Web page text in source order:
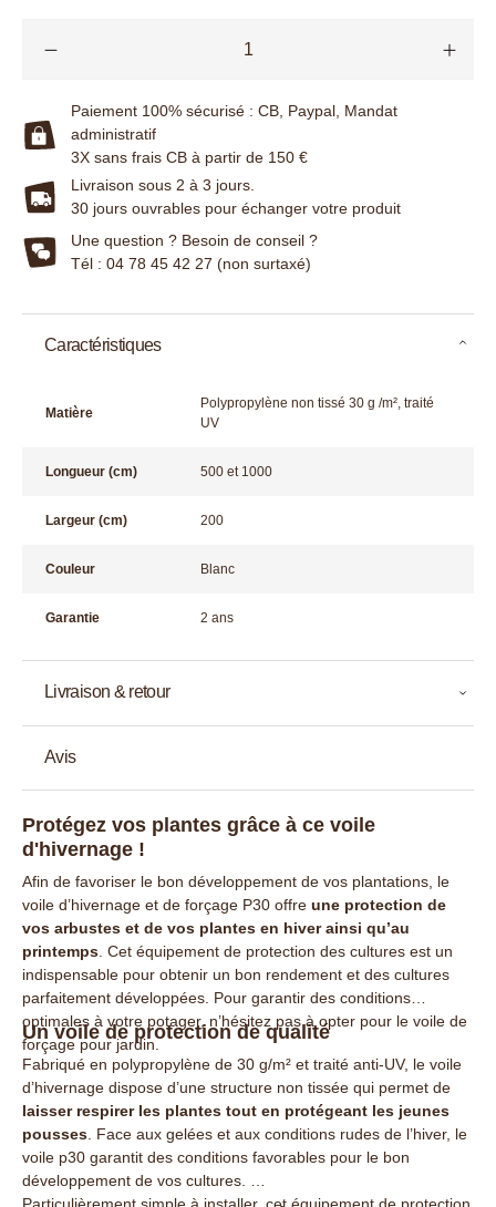
Paiement 100% sécurisé : CB, Paypal, Mandat
administratif
3X sans frais CB à partir de 150 €
Livraison sous 2 à 3 jours.
30 jours ouvrables pour échanger votre produit
Une question ? Besoin de conseil ?
Tél : 04 78 45 42 27 (non surtaxé)
Protégez vos plantes grâce à ce voile
d'hivernage !
Afin de favoriser le bon développement de vos plantations, le
voile d’hivernage et de forçage P30 offre une protection de
vos arbustes et de vos plantes en hiver ainsi qu’au
printemps. Cet équipement de protection des cultures est un
indispensable pour obtenir un bon rendement et des cultures
parfaitement développées. Pour garantir des conditions
optimales à votre potager, n’hésitez pas à opter pour le voile de
forçage pour jardin.
Un voile de protection de qualité
Fabriqué en polypropylène de 30 g/m² et traité anti-UV, le voile
d’hivernage dispose d’une structure non tissée qui permet de
laisser respirer les plantes tout en protégeant les jeunes
pousses. Face aux gelées et aux conditions rudes de l’hiver, le
voile p30 garantit des conditions favorables pour le bon
développement de vos cultures.
Caractéristiques
Matière
Polypropylène non tissé 30 g /m², traité
UV
Longueur (cm) 500 et 1000
Largeur (cm) 200
Couleur Blanc
Garantie 2 ans
Livraison & retour
Avis